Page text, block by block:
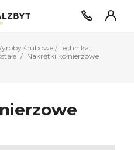
śrubowe / Technika
Nakrętki kołnierzowe